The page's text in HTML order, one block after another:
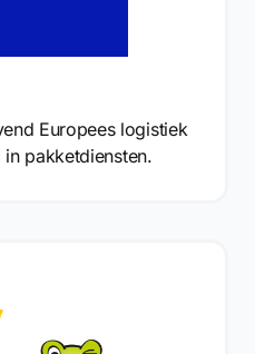
Europees logistiek
pakketdiensten.